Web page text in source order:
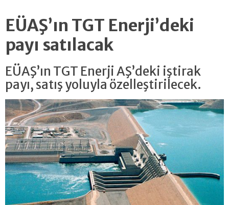
EÜAŞ’ın TGT Enerji’deki
payı satılacak
EÜAŞ’ın TGT Enerji AŞ’deki iştirak
payı, satış yoluyla özelleştirilecek.